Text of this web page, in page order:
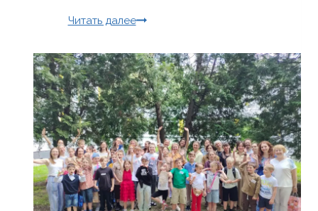
Читать далее
фантастического
онлайн-
диктанта «Приключения
команды
Три-
Ко»